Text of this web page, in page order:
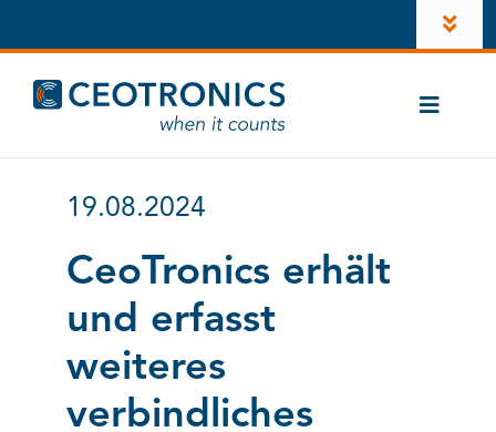
Inhalt
springenUnternehmen
Karriere
Investoren
LinkedIn
Toggle
CT-ComLink
Produkte
19.08.2024
CeoTronics erhält
und erfasst
weiteres
verbindliches